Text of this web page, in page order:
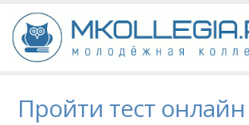
Пройти тест